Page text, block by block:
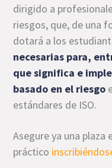
dirigido a
riesgos, que, de una
dotará a los
necesarias para,
que significa e
basado en el riesgo
estándares de ISO.
Asegure ya una
práctico